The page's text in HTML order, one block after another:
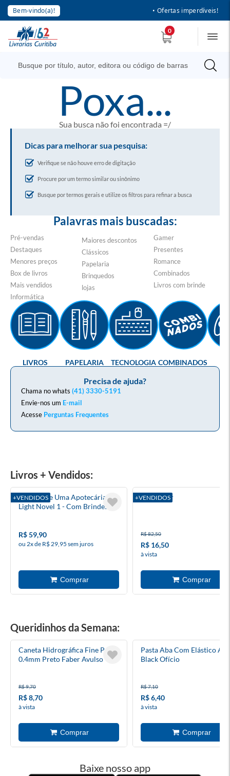
Bem-vindo(a)! • Ofertas imperdíveis!
0
poxa...
Sua busca não foi encontrada =/
Dicas para melhorar sua pesquisa:
Verifique se não houve erro de digitação
Procure por um termo similar ou sinônimo
Busque por termos gerais e utilize os filtros para refinar a busca
Palavras mais buscadas:
Pré-vendas
Destaques
Menores preços
Box de livros
Mais vendidos
Informática
Maiores descontos
Clássicos
Papelaria
Brinquedos
lojas
Gamer
Presentes
Romance
Combinados
Livros com brinde
Precisa de ajuda?
Chama no whats (41) 3330-5191
Envie-nos um E-mail
Acesse Perguntas Frequentes
LIVROS PAPELARIA TECNOLOGIA COMBINADOS
Livros + Vendidos:
+VENDIDOS
Diários De Uma Apotecária
Light Novel 1 - Com Brindes
R$ 59,90
ou 2x de R$ 29,95 sem juros
+VENDIDOS
O Jogador
R$ 82,50
R$ 16,50
à vista
Queridinhos da Semana:
Caneta Hidrográfica Fine Pen
0.4mm Preto Faber Avulso
R$ 9,70
R$ 8,70
à vista
Pasta Aba Com Elástico All
Black Ofício
R$ 7,10
R$ 6,40
à vista
Baixe nosso app